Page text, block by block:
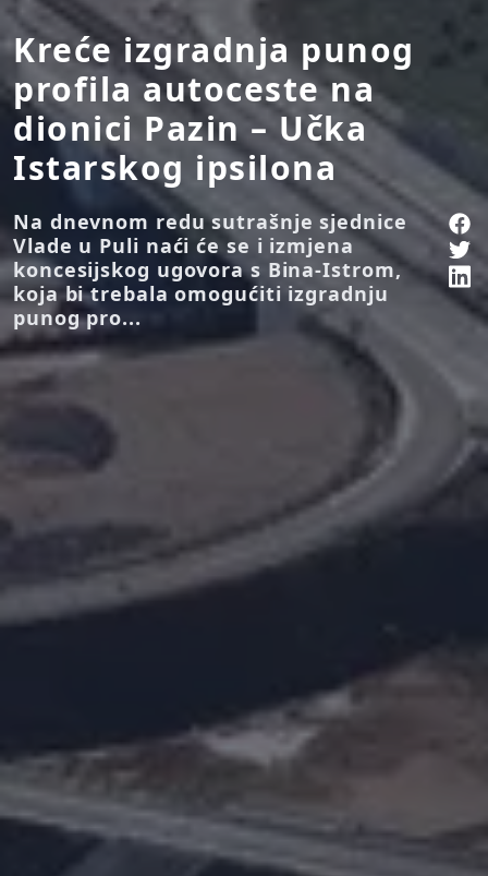
Kreće izgradnja punog
profila autoceste na
dionici Pazin – Učka
Istarskog ipsilona
Na dnevnom redu sutrašnje sjednice
Vlade u Puli naći će se i izmjena
koncesijskog ugovora s Bina-Istrom,
koja bi trebala omogućiti izgradnju
punog pro...